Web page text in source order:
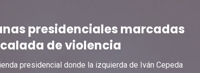
presidenciales marcadas
de violencia
presidencial donde la izquierda de Iván Cepeda